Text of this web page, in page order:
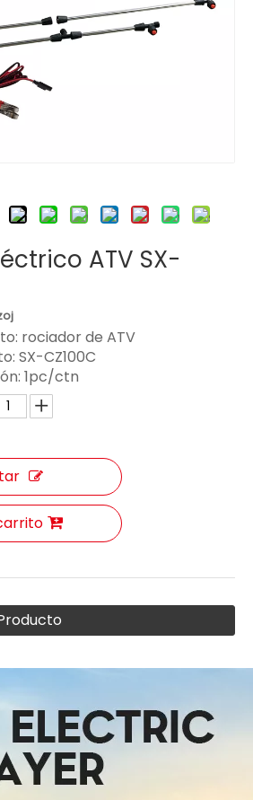
ATV SX-
rociador de ATV
SX-CZ100C
1pc/ctn